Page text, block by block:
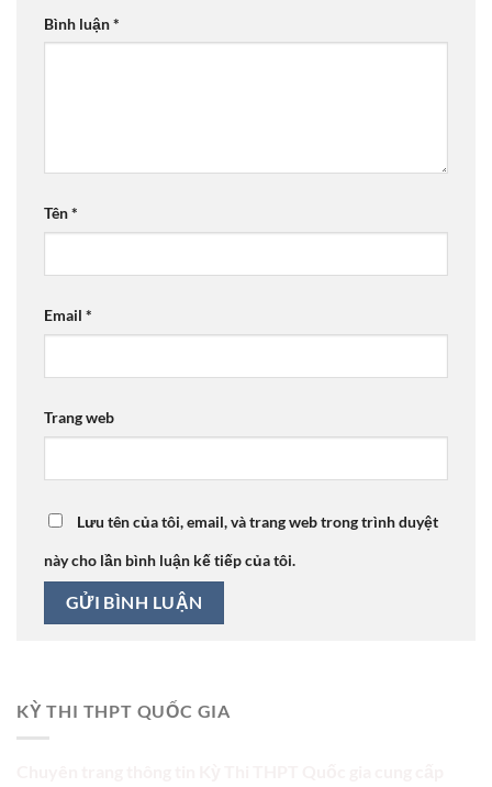
Bình luận*
Tên*
Email *
Trang web
Lưu tên của tôi, email, và trang web trong trình duyệt
này cho lần bình luận kế tiếp của tôi.
KỲ THI THPT QUỐC GIA